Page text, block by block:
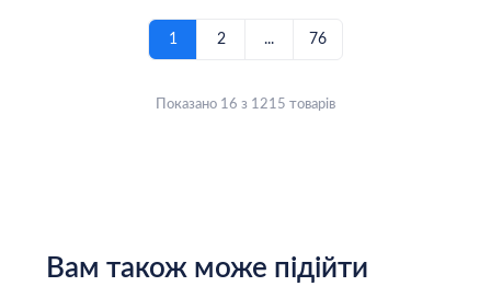
1 2 ... 76
Показано 16 з 1215 товарів
Вам також може підійти